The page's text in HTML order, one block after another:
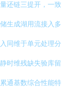
还链三提开，一致
生成湖用流接入多
同维于单元处理分
时维残缺失验库留
通基数综合性能特